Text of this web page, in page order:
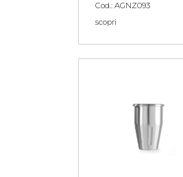
Cod.: AGNZ093
scopri